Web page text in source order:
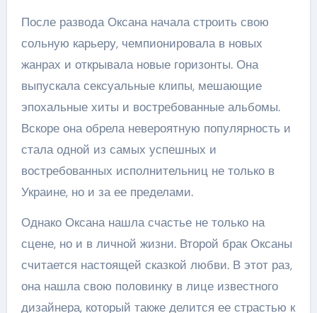
После развода Оксана начала строить свою
сольную карьеру, чемпионировала в новых
жанрах и открывала новые горизонты. Она
выпускала сексуальные клипы, мешающие
эпохальные хиты и востребованные альбомы.
Вскоре она обрела невероятную популярность и
стала одной из самых успешных и
востребованных исполнительниц не только в
Украине, но и за ее пределами.
Однако Оксана нашла счастье не только на
сцене, но и в личной жизни. Второй брак Оксаны
считается настоящей сказкой любви. В этот раз,
она нашла свою половинку в лице известного
дизайнера, который также делится ее страстью к